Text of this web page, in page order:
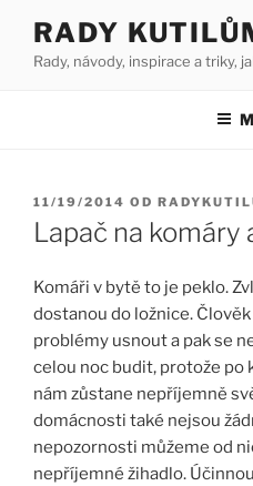
obsahu
RADY
Rady, návody, inspirace a triky,
PUBLIKOVÁNO
11/19/2014 OD
Lapač na komáry
Komáři v bytě to je peklo.
dostanou do ložnice.
problémy usnout a pak se
celou noc budit, protože po
nám zůstane nepříjemně
domácnosti také nejsou
nepozornosti můžeme od
nepříjemné žihadlo.